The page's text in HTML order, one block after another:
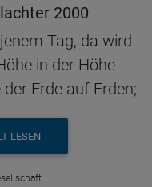
2000
Tag, da wird
in der Höhe
Erde auf Erden;
LESEN